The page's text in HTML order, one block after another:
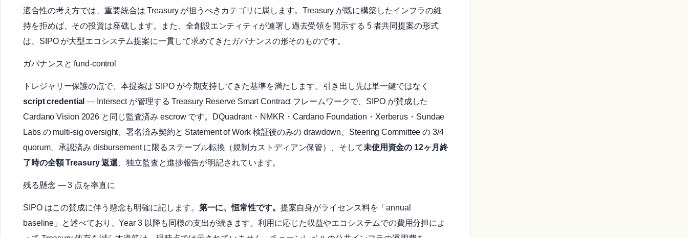
適合性の考え方では、重要統合は Treasury が担うべきカテゴリに属します。Treasury が既に構築したインフラの維
持を拒めば、その投資は座礁します。また、全創設エンティティが連署し過去受領を開示する 5 者共同提案の形式
は、SIPO が大型エコシステム提案に一貫して求めてきたガバナンスの形そのものです。
ガバナンスと fund-control
トレジャリー保護の点で、本提案は SIPO が今期支持してきた基準を満たします。引き出し先は単一鍵ではなく
script credential ― Intersect が管理する Treasury Reserve Smart Contract フレームワークで、SIPO が賛成した
Cardano Vision 2026 と同じ監査済み escrow です。DQuadrant・NMKR・Cardano Foundation・Xerberus・Sundae
Labs の multi-sig oversight、署名済み契約と Statement of Work 検証後のみの drawdown、Steering Committee の 3/4
quorum、承認済み disbursement に限るステーブル転換（規制カストディアン保管）、そして未使用資金の 12ヶ月終
了時の全額 Treasury 返還 、独立監査と進捗報告が明記されています。
残る懸念 ― 3 点を率直に
SIPO はこの賛成に伴う懸念も明確に記します。 第一に、恒常性です。 提案自身がライセンス料を「annual
baseline」と述べており、Year 3 以降も同様の支出が続きます。利用に応じた収益やエコシステムでの費用分担によ